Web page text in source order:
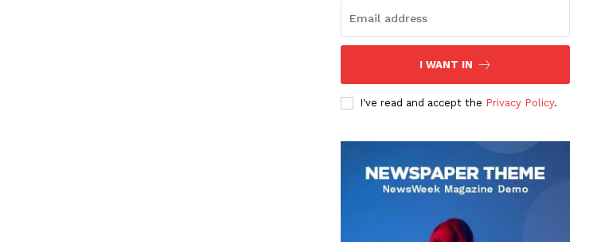
I WANT IN
I've read and accept the Privacy Policy.